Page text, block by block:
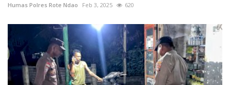
Humas Polres Rote Ndao Feb 3, 2025 620